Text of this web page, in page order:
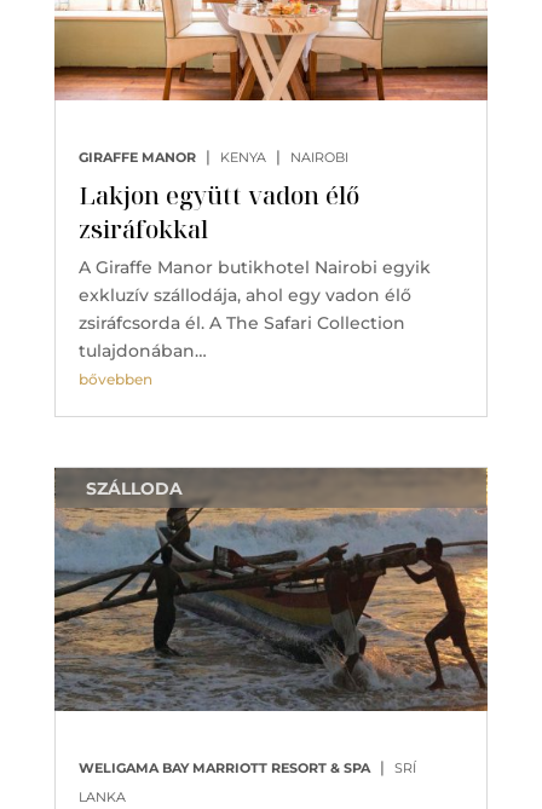
Lakjon együtt vadon élő
zsiráfokkal
GIRAFFE MANOR | KENYA | NAIROBI
A Giraffe Manor butikhotel Nairobi egyik
exkluzív szállodája, ahol egy vadon élő
zsiráfcsorda él. A The Safari Collection
tulajdonában…
bővebben
WELIGAMA BAY MARRIOTT RESORT & SPA |
SRÍ
LANKA
SZÁLLODA